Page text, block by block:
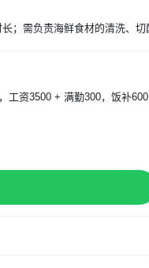
工资3500 + 满勤300，饭补600